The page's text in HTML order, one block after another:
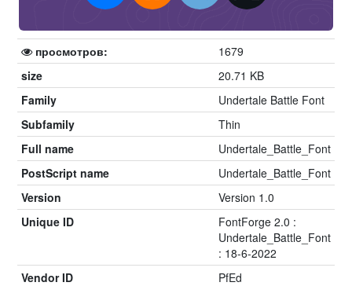
просмотров:
1679
size
20.71 KB
Family
Undertale Battle Font
Subfamily
Thin
Full name
Undertale_Battle_Font
PostScript name
Undertale_Battle_Font
Version
Version 1.0
Unique ID
FontForge 2.0 :
Undertale_Battle_Font
: 18-6-2022
Vendor ID
PfEd